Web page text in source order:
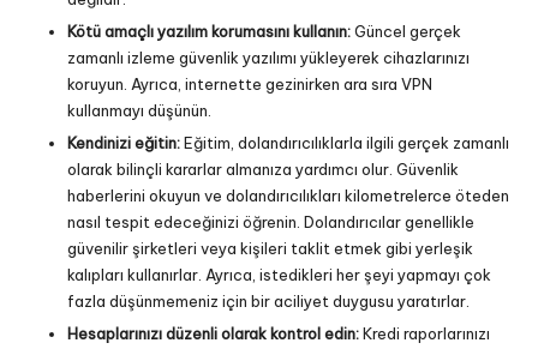
Kötü amaçlı yazılım korumasını kullanın:Güncel gerçek
zamanlı izleme güvenlik yazılımı yükleyerek cihazlarınızı
koruyun. Ayrıca, internette gezinirken ara sıra VPN
kullanmayı düşünün.
Kendinizi eğitin:Eğitim, dolandırıcılıklarla ilgili gerçek zamanlı
olarak bilinçli kararlar almanıza yardımcı olur. Güvenlik
haberlerini okuyun ve dolandırıcılıkları kilometrelerce öteden
nasıl tespit edeceğinizi öğrenin. Dolandırıcılar genellikle
güvenilir şirketleri veya kişileri taklit etmek gibi yerleşik
kalıpları kullanırlar. Ayrıca, istedikleri her şeyi yapmayı çok
fazla düşünmemeniz için bir aciliyet duygusu yaratırlar.
Hesaplarınızı düzenli olarak kontrol edin:Kredi raporlarınızı